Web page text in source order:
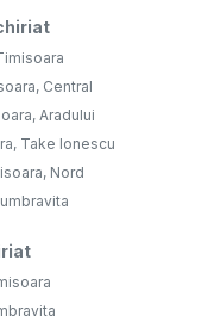
Central
Aradului
Take Ionescu
Nord